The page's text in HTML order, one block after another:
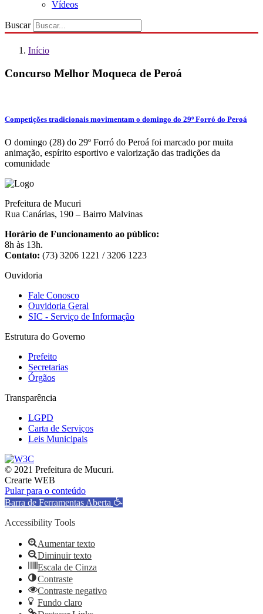
Vídeos
Buscar
Início
Concurso Melhor Moqueca de Peroá
Competições tradicionais movimentam o domingo do 29º Forró do Peroá
O domingo (28) do 29º Forró do Peroá foi marcado por muita
animação, espírito esportivo e valorização das tradições da
comunidade
Prefeitura de Mucuri
Rua Canárias, 190 – Bairro Malvinas
Horário de Funcionamento ao público:
8h às 13h.
Contato: (73) 3206 1221 / 3206 1223
Ouvidoria
Fale Conosco
Ouvidoria Geral
SIC - Serviço de Informação
Estrutura do Governo
Prefeito
Secretarias
Órgãos
Transparência
LGPD
Carta de Serviços
Leis Municipais
© 2021 Prefeitura de Mucuri.
Crearte WEB
Pular para o conteúdo
Barra de Ferramentas Aberta
Accessibility Tools
Aumentar texto
Diminuir texto
Escala de Cinza
Contraste
Contraste negativo
Fundo claro